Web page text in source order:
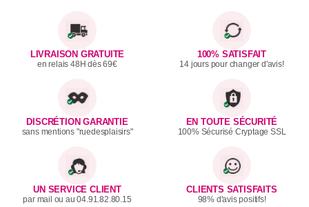
LIVRAISON GRATUITE
en relais 48H dès 69€
100% SATISFAIT
14 jours pour changer d'avis!
DISCRÉTION GARANTIE
sans mentions "ruedesplaisirs"
EN TOUTE SÉCURITÉ
100% Sécurisé Cryptage SSL
UN SERVICE CLIENT
par mail ou au 04.91.82.80.15
CLIENTS SATISFAITS
98% d'avis positifs!